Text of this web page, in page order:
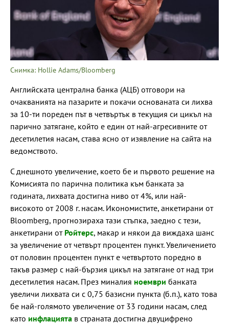
Снимка: Hollie Adams/Bloomberg
Английската централна банка (АЦБ) отговори на
очакванията на пазарите и покачи основаната си лихва
за 10-ти пореден път в четвъртък в текущия си цикъл на
парично затягане, който е един от най-агресивните от
десетилетия насам, става ясно от изявление на сайта на
ведомството.
С днешното увеличение, което бе и първото решение на
Комисията по парична политика към банката за
годината, лихвата достигна ниво от 4%, или най-
високото от 2008 г. насам. Икономистите, анкетирани от
Bloomberg, прогнозираха тази стъпка, заедно с тези,
анкетирани от Ройтерс, макар и някои да виждаха шанс
за увеличение от четвърт процентен пункт. Увеличението
от половин процентен пункт е четвъртото поредно в
такъв размер с най-бързия цикъл на затягане от над три
десетилетия насам. През миналия ноември банката
увеличи лихвата си с 0,75 базисни пункта (б.п.), като това
бе най-голямото увеличение от 33 години насам, след
като инфлацията в страната достигна двуцифрено